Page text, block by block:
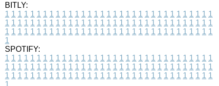
BITLY:
1 1 1 1 1 1 1 1 1 1 1 1 1 1 1 1 1 1 1 1 1 1 1 1 1 1 1 1 1 1 1 1 1
1 1 1 1 1 1 1 1 1 1 1 1 1 1 1 1 1 1 1 1 1 1 1 1 1 1 1 1 1 1 1 1 1
1 1 1 1 1 1 1 1 1 1 1 1 1 1 1 1 1 1 1 1 1 1 1 1 1 1 1 1 1 1 1 1 1
1
SPOTIFY:
1 1 1 1 1 1 1 1 1 1 1 1 1 1 1 1 1 1 1 1 1 1 1 1 1 1 1 1 1 1 1 1 1
1 1 1 1 1 1 1 1 1 1 1 1 1 1 1 1 1 1 1 1 1 1 1 1 1 1 1 1 1 1 1 1 1
1 1 1 1 1 1 1 1 1 1 1 1 1 1 1 1 1 1 1 1 1 1 1 1 1 1 1 1 1 1 1 1 1
1